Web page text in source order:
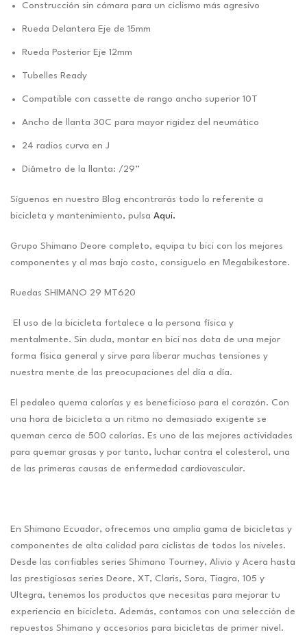
Construcción sin cámara para un ciclismo más agresivo
Rueda Delantera Eje de 15mm
Rueda Posterior Eje 12mm
Tubelles Ready
Compatible con cassette de rango ancho superior 10T
Ancho de llanta 30C para mayor rigidez del neumático
24 radios curva en J
Diámetro de la llanta: /29”
Síguenos en nuestro Blog encontrarás todo lo referente a
bicicleta y mantenimiento, pulsa Aqui.
Grupo Shimano Deore completo, equipa tu bici con los mejores
componentes y al mas bajo costo, consiguelo en Megabikestore.
Ruedas SHIMANO 29 MT620
El uso de la bicicleta fortalece a la persona física y
mentalmente. Sin duda, montar en bici nos dota de una mejor
forma física general y sirve para liberar muchas tensiones y
nuestra mente de las preocupaciones del día a día.
El pedaleo quema calorías y es beneficioso para el corazón. Con
una hora de bicicleta a un ritmo no demasiado exigente se
queman cerca de 500 calorías. Es uno de las mejores actividades
para quemar grasas y por tanto, luchar contra el colesterol, una
de las primeras causas de enfermedad cardiovascular.
En Shimano Ecuador, ofrecemos una amplia gama de bicicletas y
componentes de alta calidad para ciclistas de todos los niveles.
Desde las confiables series Shimano Tourney, Alivio y Acera hasta
las prestigiosas series Deore, XT, Claris, Sora, Tiagra, 105 y
Ultegra, tenemos los productos que necesitas para mejorar tu
experiencia en bicicleta. Además, contamos con una selección de
repuestos Shimano y accesorios para bicicletas de primer nivel.